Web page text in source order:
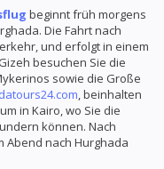
beginnt früh morgens
Die Fahrt nach
und erfolgt in einem
besuchen Sie die
sowie die Große
, beinhalten
in Kairo, wo Sie die
können. Nach
Abend nach Hurghada